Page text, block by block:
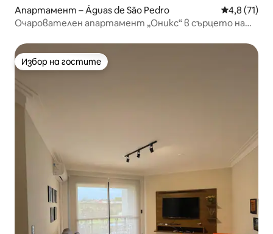
Апартамент – Águas de São Pedro Средна
4,8 (71)
Очарователен апартамент „Оникс“ в сърцето на
Избор на гостите
Избор на гостите